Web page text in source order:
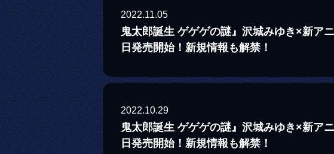
2022.11.05
鬼太郎誕生 ゲゲゲの謎』沢城みゆき×新
日発売開始！新規情報も解禁！
2022.10.29
鬼太郎誕生 ゲゲゲの謎』沢城みゆき×新
日発売開始！新規情報も解禁！